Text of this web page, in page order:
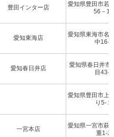
豊田インター店
愛知県豊田市若
56－11
愛知東海店
愛知県東海市名
中16-1
愛知春日井店
愛知県春日井市
目43-1
愛知県豊田市上
り5-２
一宮本店
愛知県一宮市萩
重1-2